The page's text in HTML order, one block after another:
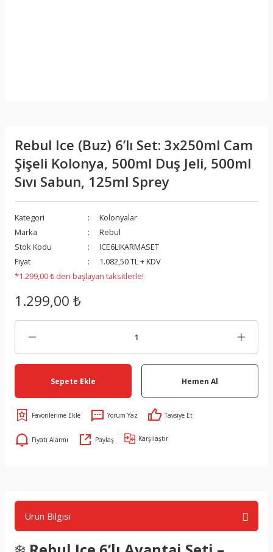
Rebul Ice (Buz) 6’lı Set: 3x250ml Cam
Şişeli Kolonya, 500ml Duş Jeli, 500ml
Sıvı Sabun, 125ml Sprey
Kategori
Kolonyalar
Marka
Rebul
Stok Kodu
ICE6LIKARMASET
Fiyat
1.082,50 TL + KDV
*1.299,00 ₺ den başlayan taksitlerle!
1.299,00 ₺
Sepete Ekle Hemen Al
Yorum Yaz Tavsiye Et
Fiyatı Alarmı Paylaş Karşılaştır
Ürün Bilgisi